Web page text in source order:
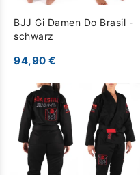
BJJ Gi Damen Do Brasil -
schwarz
94,90 €